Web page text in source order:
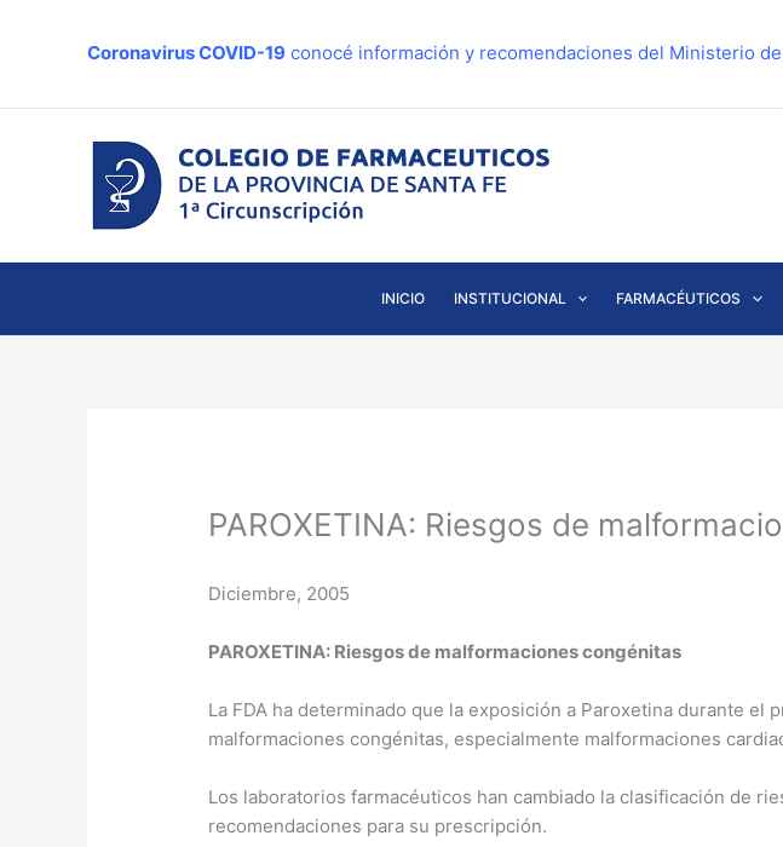
Coronavirus COVID-19 conocé información y recomendaciones del Ministerio
INICIO INSTITUCIONAL FARMACÉUTICOS
PAROXETINA: Riesgos de
Diciembre, 2005
PAROXETINA: Riesgos de malformaciones congénitas
La FDA ha determinado que la exposición a Paroxetina durante
malformaciones congénitas, especialmente malformaciones
Los laboratorios farmacéuticos han cambiado la clasificación de
recomendaciones para su prescripción.